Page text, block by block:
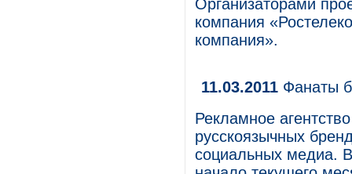
Организаторами
компания
компания».
11.03.2011 Фанаты
Рекламное
русскоязычных
социальных медиа.